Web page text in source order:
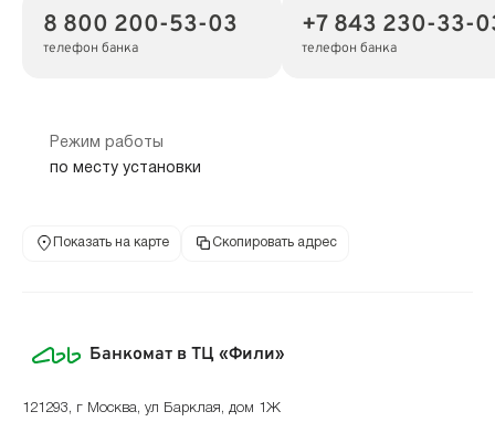
8 800 200-53-03
телефон банка
+7 843 230-33-
телефон банка
Режим работы
по месту установки
Показать на карте Скопировать адрес
Банкомат в ТЦ «Фили»
121293, г Москва, ул Барклая, дом 1Ж